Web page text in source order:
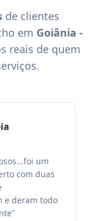
de clientes
em Goiânia -
reais de quem
um
com duas
e deram todo